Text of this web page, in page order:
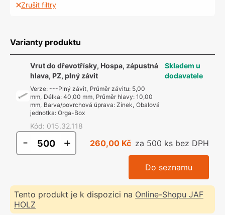
Zrušit filtry
Varianty produktu
Vrut do dřevotřísky, Hospa, zápustná
hlava, PZ, plný závit
Verze: ---Plný závit, Průměr závitu: 5,00
mm, Délka: 40,00 mm, Průměr hlavy: 10,00
mm, Barva/povrchová úprava: Zinek, Obalová
jednotka: Orga-Box
Kód: 015.32.118
Skladem u
dodavatele
- + 260,00 Kč za 500 ks bez DPH
Do seznamu
Tento produkt je k dispozici na Online-Shopu JAF
HOLZ